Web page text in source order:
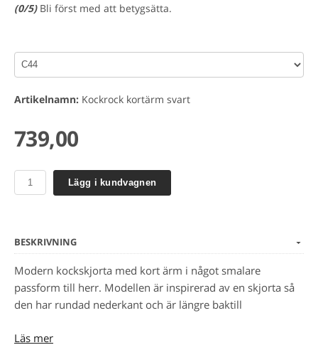
(0/5) Bli först med att betygsätta.
Artikelnamn: Kockrock kortärm svart
739,00
Lägg i kundvagnen
BESKRIVNING
Modern kockskjorta med kort ärm i något smalare
passform till herr. Modellen är inspirerad av en skjorta så
den har rundad nederkant och är längre baktill
Modell: 1023
Läs mer